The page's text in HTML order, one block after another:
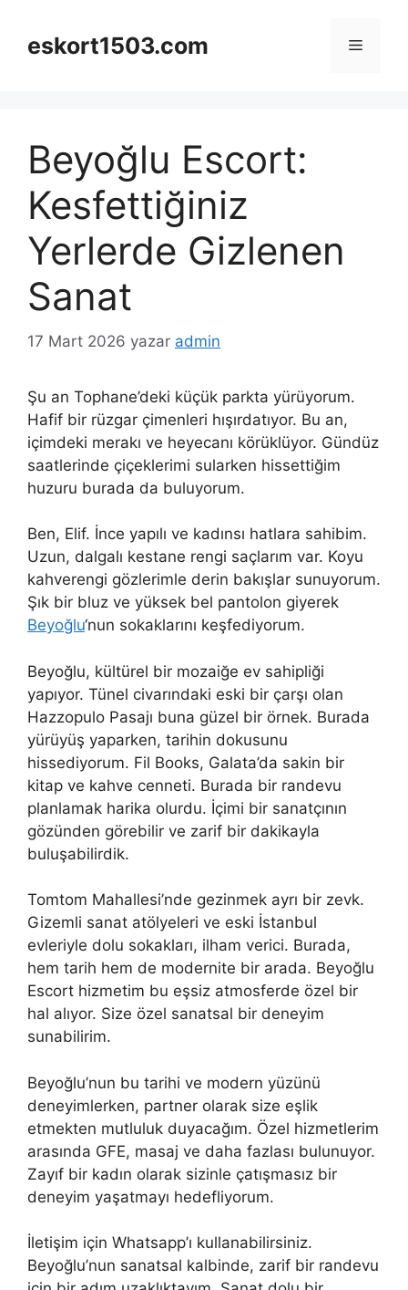
eskort1503.com Menü
Beyoğlu Escort:
Kesfettiğiniz
Yerlerde Gizlenen
Sanat
17 Mart 2026 yazar admin
Şu an Tophane’deki küçük parkta yürüyorum.
Hafif bir rüzgar çimenleri hışırdatıyor. Bu an,
içimdeki merakı ve heyecanı körüklüyor. Gündüz
saatlerinde çiçeklerimi sularken hissettiğim
huzuru burada da buluyorum.
Ben, Elif. İnce yapılı ve kadınsı hatlara sahibim.
Uzun, dalgalı kestane rengi saçlarım var. Koyu
kahverengi gözlerimle derin bakışlar sunuyorum.
Şık bir bluz ve yüksek bel pantolon giyerek
Beyoğlu‘nun sokaklarını keşfediyorum.
Beyoğlu, kültürel bir mozaiğe ev sahipliği
yapıyor. Tünel civarındaki eski bir çarşı olan
Hazzopulo Pasajı buna güzel bir örnek. Burada
yürüyüş yaparken, tarihin dokusunu
hissediyorum. Fil Books, Galata’da sakin bir
kitap ve kahve cenneti. Burada bir randevu
planlamak harika olurdu. İçimi bir sanatçının
gözünden görebilir ve zarif bir dakikayla
buluşabilirdik.
Tomtom Mahallesi’nde gezinmek ayrı bir zevk.
Gizemli sanat atölyeleri ve eski İstanbul
evleriyle dolu sokakları, ilham verici. Burada,
hem tarih hem de modernite bir arada. Beyoğlu
Escort hizmetim bu eşsiz atmosferde özel bir
hal alıyor. Size özel sanatsal bir deneyim
sunabilirim.
Beyoğlu’nun bu tarihi ve modern yüzünü
deneyimlerken, partner olarak size eşlik
etmekten mutluluk duyacağım. Özel hizmetlerim
arasında GFE, masaj ve daha fazlası bulunuyor.
Zayıf bir kadın olarak sizinle çatışmasız bir
deneyim yaşatmayı hedefliyorum.
İletişim için Whatsapp’ı kullanabilirsiniz.
Beyoğlu’nun sanatsal kalbinde, zarif bir randevu